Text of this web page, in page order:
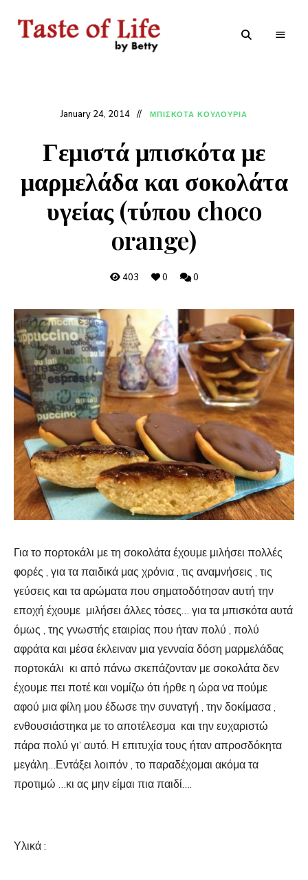
January 24, 2014 ΜΠΙΣΚΟΤΑ ΚΟΥΛΟΥΡΙΑ
Γεμιστά μπισκότα με
μαρμελάδα και σοκολάτα
υγείας (τύπου choco
orange)
403 0 0
Για το πορτοκάλι με τη σοκολάτα έχουμε μιλήσει πολλές
φορές , για τα παιδικά μας χρόνια , τις αναμνήσεις , τις
γεύσεις και τα αρώματα που σηματοδότησαν αυτή την
εποχή έχουμε μιλήσει άλλες τόσες… για τα μπισκότα αυτά
όμως , της γνωστής εταιρίας που ήταν πολύ , πολύ
αφράτα και μέσα έκλειναν μια γενναία δόση μαρμελάδας
πορτοκάλι κι από πάνω σκεπάζονταν με σοκολάτα δεν
έχουμε πει ποτέ και νομίζω ότι ήρθε η ώρα να πούμε
αφού μια φίλη μου έδωσε την συνατγή , την δοκίμασα ,
ενθουσιάστηκα με το αποτέλεσμα και την ευχαριστώ
πάρα πολύ γι’ αυτό. Η επιτυχία τους ήταν απροσδόκητα
μεγάλη…Εντάξει λοιπόν , το παραδέχομαι ακόμα τα
προτιμώ …κι ας μην είμαι πια παιδί….
Υλικά :